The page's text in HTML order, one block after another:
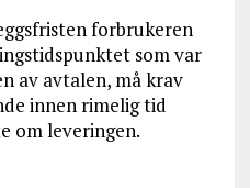
forbrukeren
som var
av avtalen, må krav
innen rimelig tid
om leveringen.